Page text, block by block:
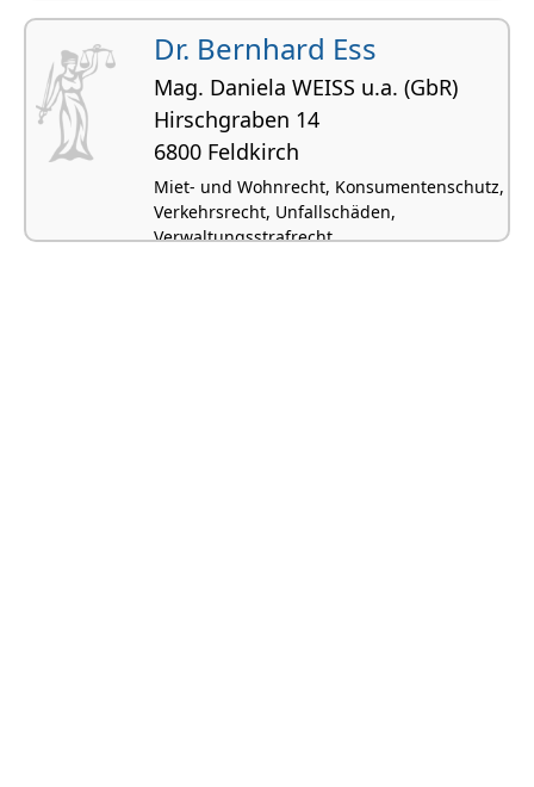
Dr. Bernhard Ess
Mag. Daniela WEISS u.a. (GbR)
Hirschgraben 14
6800 Feldkirch
Miet- und Wohnrecht, Konsumentenschutz,
Verkehrsrecht, Unfallschäden,
Verwaltungsstrafrecht